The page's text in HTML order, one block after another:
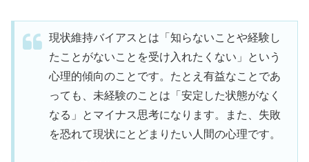
現状維持バイアスとは「知らないことや経験し
たことがないことを受け入れたくない」という
心理的傾向のことです。たとえ有益なことであ
っても、未経験のことは「安定した状態がなく
なる」とマイナス思考になります。また、失敗
を恐れて現状にとどまりたい人間の心理です。